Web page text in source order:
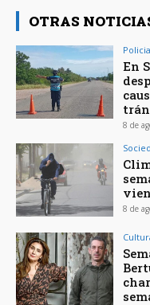
OTRAS
En
8 de
8 de